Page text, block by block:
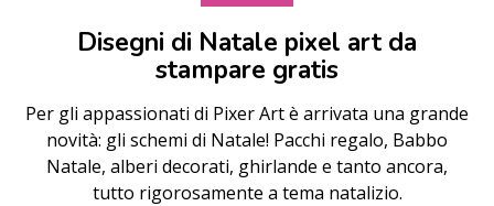
Disegni di Natale pixel art da
stampare gratis
Per gli appassionati di Pixer Art è arrivata una grande
novità: gli schemi di Natale! Pacchi regalo, Babbo
Natale, alberi decorati, ghirlande e tanto ancora,
tutto rigorosamente a tema natalizio.